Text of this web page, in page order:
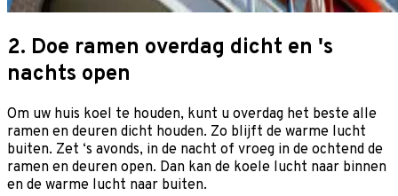
2. Doe ramen overdag dicht en 's
nachts open
Om uw huis koel te houden, kunt u overdag het beste alle
ramen en deuren dicht houden. Zo blijft de warme lucht
buiten. Zet ‘s avonds, in de nacht of vroeg in de ochtend de
ramen en deuren open. Dan kan de koele lucht naar binnen
en de warme lucht naar buiten.